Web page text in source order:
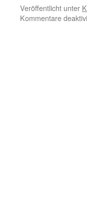
Veröffentlicht unter
Kommentare